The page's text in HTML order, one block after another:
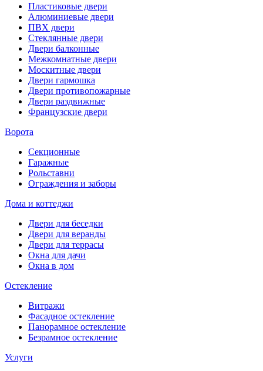
Пластиковые двери
Алюминиевые двери
ПВХ двери
Стеклянные двери
Двери балконные
Межкомнатные двери
Москитные двери
Двери гармошка
Двери противопожарные
Двери раздвижные
Французские двери
Ворота
Секционные
Гаражные
Рольставни
Ограждения и заборы
Дома и коттеджи
Двери для беседки
Двери для веранды
Двери для террасы
Окна для дачи
Окна в дом
Остекление
Витражи
Фасадное остекление
Панорамное остекление
Безрамное остекление
Услуги